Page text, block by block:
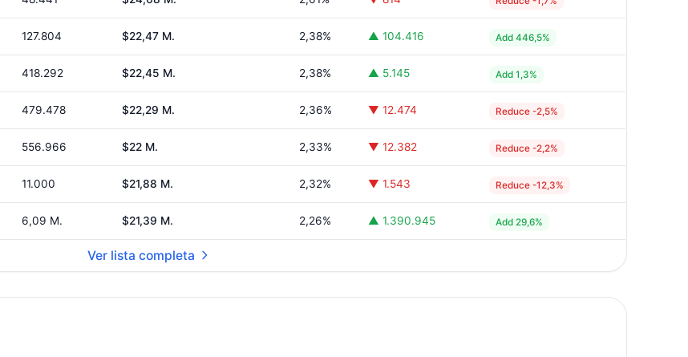
127.804 $22,47 M. 2,38% ▲ 104.416 Add 446,5%
418.292 $22,45 M. 2,38% ▲ 5.145 Add 1,3%
479.478 $22,29 M. 2,36% ▼ 12.474 Reduce -2,5%
556.966 $22 M. 2,33% ▼ 12.382 Reduce -2,2%
11.000 $21,88 M. 2,32% ▼ 1.543 Reduce -12,3%
6,09 M. $21,39 M. 2,26% ▲ 1.390.945 Add 29,6%
Ver lista completa